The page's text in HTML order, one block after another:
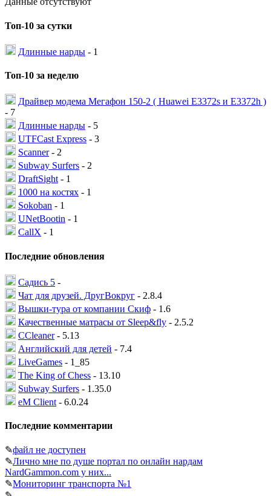
Топ-10 за сутки
Длинные нарды - 1
Топ-10 за неделю
Драйвер модема Мегафон 150-2 ( Huawei E3372s и E3372h )
- 7
Длинные нарды - 5
UTFCast Express - 3
Scanner- 2
Subway Surfers - 2
DraftSight - 1
1000 на костях - 1
Sokoban - 1
UNetBootin - 1
CallX - 1
Последние обновления
Садись 5 -
Чат для друзей. ДругВокруг - 2.8.4
Вышки-тура от компании Скиф - 1.6
Качественные матрасы от Sleep&fly - 2.5.2
CCleaner- 5.13
Английский для детей - 7.4
LiveGames - 1_85
The King of Chess - 13.10
Subway Surfers - 1.35.0
eM Client - 6.0.24
Последние комментарии
✎файл не доступен
✎Лично мне по душе портал по онлайн нардам
NardGammon.com у них...
✎Мониторинг транспорта №1